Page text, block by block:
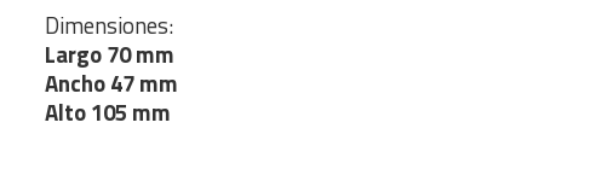
Dimensiones:
Largo 70 mm
Ancho 47 mm
Alto 105 mm